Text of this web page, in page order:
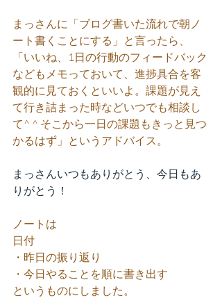
まっさんに「ブログ書いた流れで朝ノ
ート書くことにする」と言ったら、
「いいね、1日の行動のフィードバック
などもメモっておいて、進捗具合を客
観的に見ておくといいよ。課題が見え
て行き詰まった時などいつでも相談し
て^ ^ そこから一日の課題もきっと見つ
かるはず」というアドバイス。
まっさんいつもありがとう、今日もあ
りがとう！
ノートは
日付
・昨日の振り返り
・今日やることを順に書き出す
というものにしました。